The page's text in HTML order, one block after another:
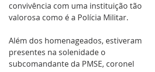
convivência com uma instituição tão
valorosa como é a Polícia Militar.
Além dos homenageados, estiveram
presentes na solenidade o
subcomandante da PMSE, coronel